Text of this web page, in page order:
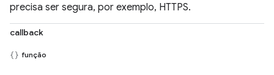
precisa ser segura, por exemplo, HTTPS.
callback
função